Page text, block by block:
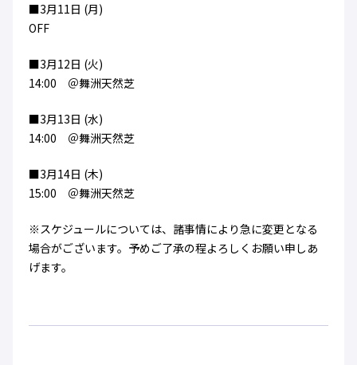
■3月11日 (月)
OFF
■3月12日 (火)
14:00 ＠舞洲天然芝
■3月13日 (水)
14:00 ＠舞洲天然芝
■3月14日 (木)
15:00 ＠舞洲天然芝
※スケジュールについては、諸事情により急に変更となる
場合がございます。予めご了承の程よろしくお願い申しあ
げます。